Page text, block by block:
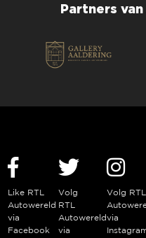
Partners
Like RTL
Autowereld
via
Facebook
Volg
RTL
Autowereld
via
Volg RTL
via